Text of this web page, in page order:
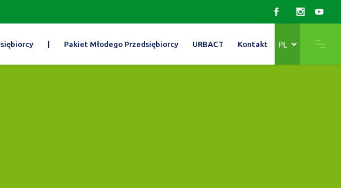
| Pakiet Młodego Przedsiębiorcy URBACT Kontakt
język